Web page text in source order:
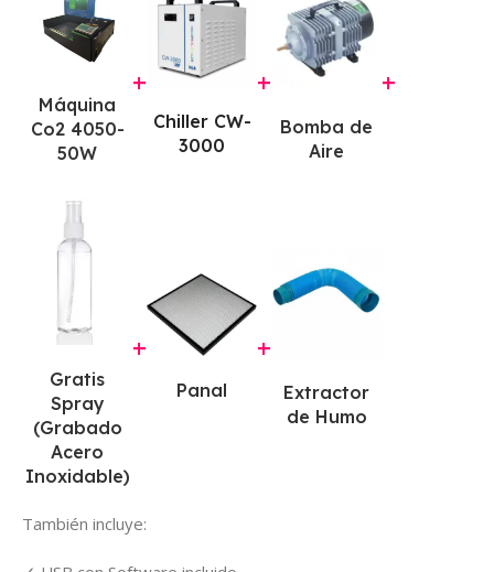
Máquina
Co2 4050-
50W
+
Chiller CW-
3000
+
Bomba de
Aire
+
Gratis
Spray
(Grabado
Acero
Inoxidable)
+
Panal
+
Extractor
de Humo
También incluye: